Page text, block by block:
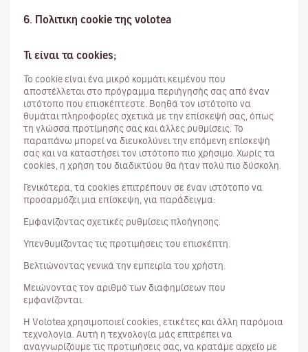
6. Πολιτικη cookie της volotea
Τι είναι τα cookies;
Το cookie είναι ένα μικρό κομμάτι κειμένου που
αποστέλλεται στο πρόγραμμα περιήγησής σας από έναν
ιστότοπο που επισκέπτεστε. Βοηθά τον ιστότοπο να
θυμάται πληροφορίες σχετικά με την επίσκεψή σας, όπως
τη γλώσσα προτίμησής σας και άλλες ρυθμίσεις. Το
παραπάνω μπορεί να διευκολύνει την επόμενη επίσκεψή
σας και να καταστήσει τον ιστότοπο πιο χρήσιμο. Χωρίς τα
cookies, η χρήση του διαδικτύου θα ήταν πολύ πιο δύσκολη.
Γενικότερα, τα cookies επιτρέπουν σε έναν ιστότοπο να
προσαρμόζει μια επίσκεψη, για παράδειγμα:
Εμφανίζοντας σχετικές ρυθμίσεις πλοήγησης.
Υπενθυμίζοντας τις προτιμήσεις του επισκέπτη.
Βελτιώνοντας γενικά την εμπειρία του χρήστη.
Μειώνοντας τον αριθμό των διαφημίσεων που
εμφανίζονται.
Η Volotea χρησιμοποιεί cookies, ετικέτες και άλλη παρόμοια
τεχνολογία. Αυτή η τεχνολογία μάς επιτρέπει να
αναγνωρίζουμε τις προτιμήσεις σας, να κρατάμε αρχείο με